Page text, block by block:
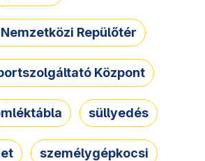
Repülőtér
Központ
süllyedés
személygépkocsi